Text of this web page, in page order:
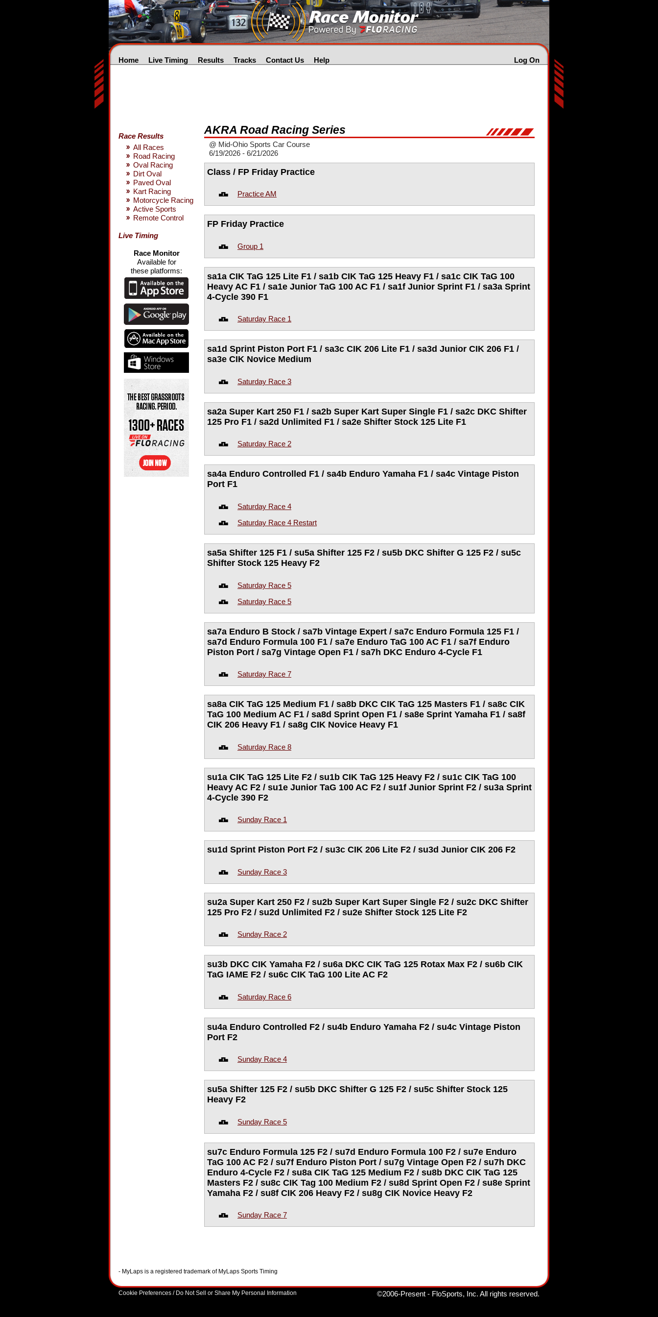
Log On
Home Live Timing Results Tracks Contact Us Help
Race Results
All Races
Road Racing
Oval Racing
Dirt Oval
Paved Oval
Kart Racing
Motorcycle Racing
Active Sports
Remote Control
Live Timing
Race Monitor
Available for
these platforms:
AKRA Road Racing Series
@ Mid-Ohio Sports Car Course
6/19/2026 - 6/21/2026
Class / FP Friday Practice
Practice AM
FP Friday Practice
Group 1
sa1a CIK TaG 125 Lite F1 / sa1b CIK TaG 125 Heavy F1 / sa1c CIK TaG 100
Heavy AC F1 / sa1e Junior TaG 100 AC F1 / sa1f Junior Sprint F1 / sa3a Sprint
4-Cycle 390 F1
Saturday Race 1
sa1d Sprint Piston Port F1 / sa3c CIK 206 Lite F1 / sa3d Junior CIK 206 F1 /
sa3e CIK Novice Medium
Saturday Race 3
sa2a Super Kart 250 F1 / sa2b Super Kart Super Single F1 / sa2c DKC Shifter
125 Pro F1 / sa2d Unlimited F1 / sa2e Shifter Stock 125 Lite F1
Saturday Race 2
sa4a Enduro Controlled F1 / sa4b Enduro Yamaha F1 / sa4c Vintage Piston
Port F1
Saturday Race 4
Saturday Race 4 Restart
sa5a Shifter 125 F1 / su5a Shifter 125 F2 / su5b DKC Shifter G 125 F2 / su5c
Shifter Stock 125 Heavy F2
Saturday Race 5
Saturday Race 5
sa7a Enduro B Stock / sa7b Vintage Expert / sa7c Enduro Formula 125 F1 /
sa7d Enduro Formula 100 F1 / sa7e Enduro TaG 100 AC F1 / sa7f Enduro
Piston Port / sa7g Vintage Open F1 / sa7h DKC Enduro 4-Cycle F1
Saturday Race 7
sa8a CIK TaG 125 Medium F1 / sa8b DKC CIK TaG 125 Masters F1 / sa8c CIK
TaG 100 Medium AC F1 / sa8d Sprint Open F1 / sa8e Sprint Yamaha F1 / sa8f
CIK 206 Heavy F1 / sa8g CIK Novice Heavy F1
Saturday Race 8
su1a CIK TaG 125 Lite F2 / su1b CIK TaG 125 Heavy F2 / su1c CIK TaG 100
Heavy AC F2 / su1e Junior TaG 100 AC F2 / su1f Junior Sprint F2 / su3a Sprint
4-Cycle 390 F2
Sunday Race 1
su1d Sprint Piston Port F2 / su3c CIK 206 Lite F2 / su3d Junior CIK 206 F2
Sunday Race 3
su2a Super Kart 250 F2 / su2b Super Kart Super Single F2 / su2c DKC Shifter
125 Pro F2 / su2d Unlimited F2 / su2e Shifter Stock 125 Lite F2
Sunday Race 2
su3b DKC CIK Yamaha F2 / su6a DKC CIK TaG 125 Rotax Max F2 / su6b CIK
TaG IAME F2 / su6c CIK TaG 100 Lite AC F2
Saturday Race 6
su4a Enduro Controlled F2 / su4b Enduro Yamaha F2 / su4c Vintage Piston
Port F2
Sunday Race 4
su5a Shifter 125 F2 / su5b DKC Shifter G 125 F2 / su5c Shifter Stock 125
Heavy F2
Sunday Race 5
su7c Enduro Formula 125 F2 / su7d Enduro Formula 100 F2 / su7e Enduro
TaG 100 AC F2 / su7f Enduro Piston Port / su7g Vintage Open F2 / su7h DKC
Enduro 4-Cycle F2 / su8a CIK TaG 125 Medium F2 / su8b DKC CIK TaG 125
Masters F2 / su8c CIK Tag 100 Medium F2 / su8d Sprint Open F2 / su8e Sprint
Yamaha F2 / su8f CIK 206 Heavy F2 / su8g CIK Novice Heavy F2
Sunday Race 7
- MyLaps is a registered trademark of MyLaps Sports Timing
Cookie Preferences / Do Not Sell or Share My Personal Information ©2006-Present - FloSports, Inc. All rights reserved.